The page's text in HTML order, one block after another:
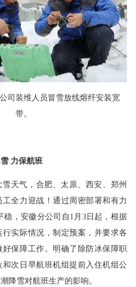
司装维人员冒雪放线熔纤安装宽
带。
力保航班
天气，合肥、太原、西安、郑州
全力迎战！通过周密部署和有力
稳，安徽分公司自1月3日起，根据
实际情况，制定预案，并要求各
保障工作。明确了除防冰保障职
次日早航班机组提前入住机组公
降雪对航班生产的影响。